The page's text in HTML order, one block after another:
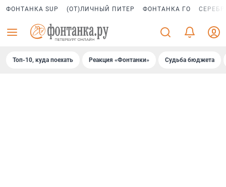
ФОНТАНКА SUP (ОТ)ЛИЧНЫЙ ПИТЕР ФОНТАНКА ГО
Топ-10, куда поехать Реакция «Фонтанки» Судьба бюджета